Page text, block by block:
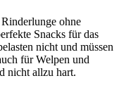
ohne
Snacks für das
nicht und müssen
für Welpen und
nicht allzu hart.